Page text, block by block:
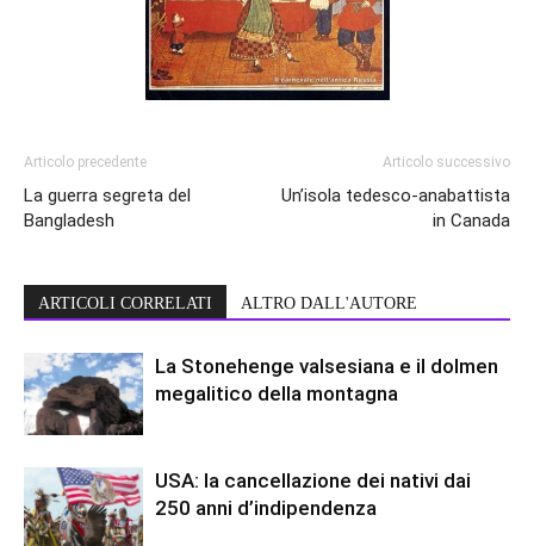
Articolo precedente
La guerra segreta del
Bangladesh
Articolo successivo
Un’isola tedesco-anabattista
in Canada
ARTICOLI CORRELATI ALTRO DALL'AUTORE
La Stonehenge valsesiana e il dolmen
megalitico della montagna
USA: la cancellazione dei nativi dai
250 anni d’indipendenza